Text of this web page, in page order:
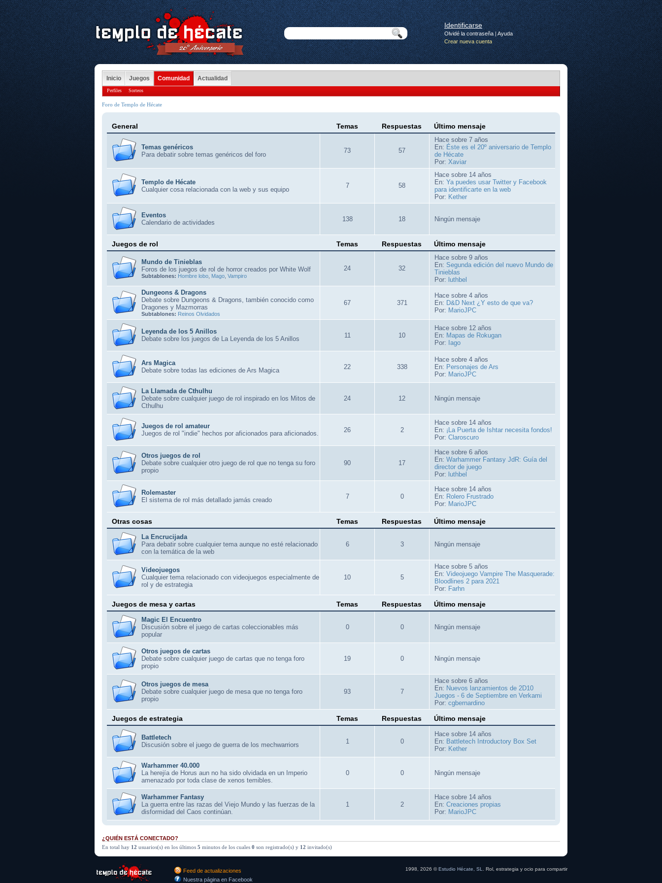
Identificarse
Olvidé la contraseña|Ayuda
Crear nueva cuenta
Inicio Juegos Comunidad Actualidad
Perfiles Sorteos
Foro de Templo de Hécate
General Temas Respuestas Último mensaje
Temas genéricos
Para debatir sobre temas genéricos del foro
73 57
Hace sobre 7 años
En: Éste es el 20º aniversario de Templo
de Hécate
Por: Xaviar
Templo de Hécate
Cualquier cosa relacionada con la web y sus equipo
7 58
Hace sobre 14 años
En: Ya puedes usar Twitter y Facebook
para identificarte en la web
Por: Kether
Eventos
Calendario de actividades
138 18 Ningún mensaje
Juegos de rol Temas Respuestas Último mensaje
Mundo de Tinieblas
Foros de los juegos de rol de horror creados por White Wolf
Subtablones: Hombre lobo Mago Vampiro
24 32
Hace sobre 9 años
En: Segunda edición del nuevo Mundo de
Tinieblas
Por: luthbel
Dungeons & Dragons
Debate sobre Dungeons & Dragons, también conocido como
Dragones y Mazmorras
Subtablones: Reinos Olvidados
67 371
Hace sobre 4 años
En: D&D Next ¿Y esto de que va?
Por: MarioJPC
Leyenda de los 5 Anillos
Debate sobre los juegos de La Leyenda de los 5 Anillos
11 10
Hace sobre 12 años
En: Mapas de Rokugan
Por: Iago
Ars Magica
Debate sobre todas las ediciones de Ars Magica
22 338
Hace sobre 4 años
En: Personajes de Ars
Por: MarioJPC
La Llamada de Cthulhu
Debate sobre cualquier juego de rol inspirado en los Mitos de
Cthulhu
24 12 Ningún mensaje
Juegos de rol amateur
Juegos de rol "indie" hechos por aficionados para aficionados.
26 2
Hace sobre 14 años
En: ¡La Puerta de Ishtar necesita fondos!
Por: Claroscuro
Otros juegos de rol
Debate sobre cualquier otro juego de rol que no tenga su foro
propio
90 17
Hace sobre 6 años
En: Warhammer Fantasy JdR: Guía del
director de juego
Por: luthbel
Rolemaster
El sistema de rol más detallado jamás creado
7 0
Hace sobre 14 años
En: Rolero Frustrado
Por: MarioJPC
Otras cosas Temas Respuestas Último mensaje
La Encrucijada
Para debatir sobre cualquier tema aunque no esté relacionado
con la temática de la web
6 3 Ningún mensaje
Videojuegos
Cualquier tema relacionado con videojuegos especialmente de
rol y de estrategia
10 5
Hace sobre 5 años
En: Videojuego Vampire The Masquerade:
Bloodlines 2 para 2021
Por: Farhn
Juegos de mesa y cartas Temas Respuestas Último mensaje
Magic El Encuentro
Discusión sobre el juego de cartas coleccionables más
popular
0 0 Ningún mensaje
Otros juegos de cartas
Debate sobre cualquier juego de cartas que no tenga foro
propio
19 0 Ningún mensaje
Otros juegos de mesa
Debate sobre cualquier juego de mesa que no tenga foro
propio
93 7
Hace sobre 6 años
En: Nuevos lanzamientos de 2D10
Juegos - 6 de Septiembre en Verkami
Por: cgbernardino
Juegos de estrategia Temas Respuestas Último mensaje
Battletech
Discusión sobre el juego de guerra de los mechwarriors
1 0
Hace sobre 14 años
En: Battletech Introductory Box Set
Por: Kether
Warhammer 40.000
La herejía de Horus aun no ha sido olvidada en un Imperio
amenazado por toda clase de xenos temibles.
0 0 Ningún mensaje
Warhammer Fantasy
La guerra entre las razas del Viejo Mundo y las fuerzas de la
disformidad del Caos continúan.
1 2
Hace sobre 14 años
En: Creaciones propias
Por: MarioJPC
¿QUIÉN ESTÁ CONECTADO?
En total hay 12 usuarios(s) en los últimos 5 minutos de los cuales 0 son registrado(s) y 12 invitado(s)
Feed de actualizaciones
Nuestra página en Facebook
1998, 2026 ©Estudio Hécate, SL . Rol, estrategia y ocio para compartir